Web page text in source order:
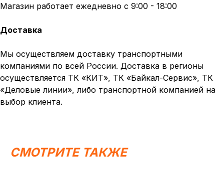
Магазин работает ежедневно с 9:00 - 18:00
Доставка
Мы осуществляем доставку транспортными
компаниями по всей России. Доставка в регионы
осуществляется ТК «КИТ», ТК «Байкал-Сервис», ТК
«Деловые линии», либо транспортной компанией на
выбор клиента.
СМОТРИТЕ ТАКЖЕ